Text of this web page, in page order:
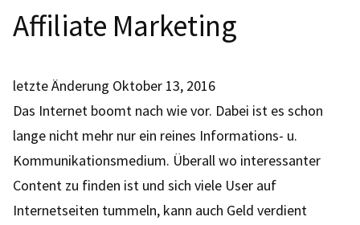
Affiliate Marketing
letzte Änderung Oktober 13, 2016
Das Internet boomt nach wie vor. Dabei ist es schon
lange nicht mehr nur ein reines Informations- u.
Kommunikationsmedium. Überall wo interessanter
Content zu finden ist und sich viele User auf
Internetseiten tummeln, kann auch Geld verdient